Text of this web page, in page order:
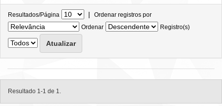
Resultados/Página | Ordenar registros por
Ordenar
Registro(s)
Resultado 1-1 de 1.